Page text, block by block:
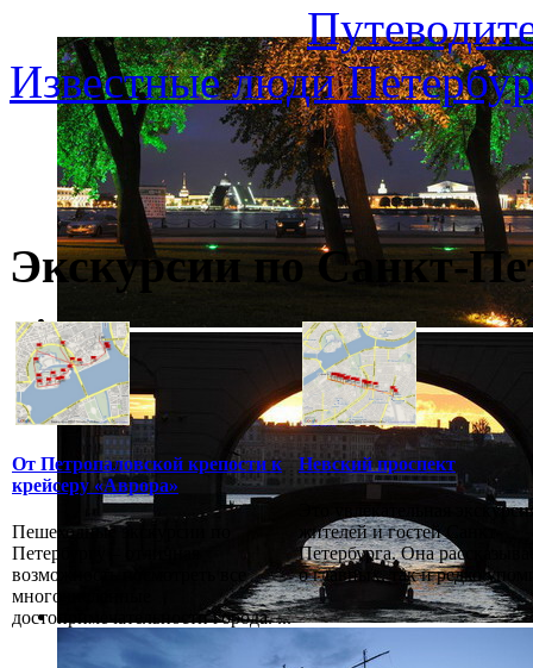
Известные люди
Экскурсии по Санкт-
От Петропаловской крепости к
крейсеру «Аврора»
Пешеходные экскурсии по
Петербургу – отличная
возможность посмотреть все
многочисленные
достопримечательности города. ...
Невский проспект
Это увлекательная
жителей и гостей Санкт-
Петербурга. Она
о главных, так и редко